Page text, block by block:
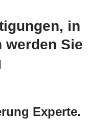
in
werden Sie
Experte.